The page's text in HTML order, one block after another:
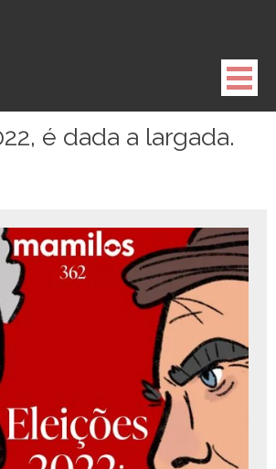
é dada a largada.